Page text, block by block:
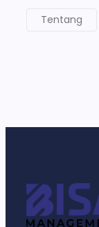
Tentang